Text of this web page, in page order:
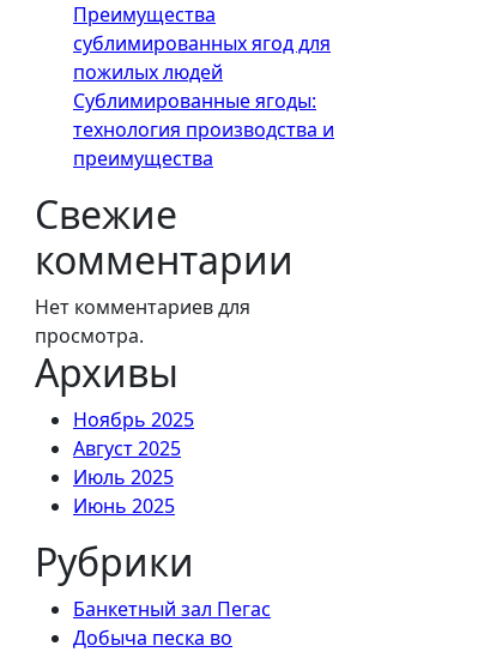
Преимущества
сублимированных ягод для
пожилых людей
Сублимированные ягоды:
технология производства и
преимущества
Свежие
комментарии
Нет комментариев для
просмотра.
Архивы
Ноябрь 2025
Август 2025
Июль 2025
Июнь 2025
Рубрики
Банкетный зал Пегас
Добыча песка во